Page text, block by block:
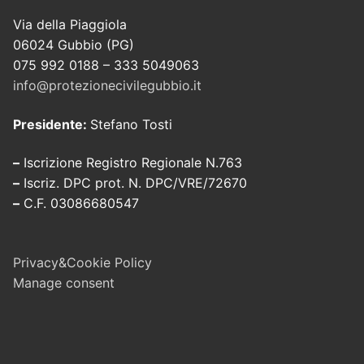
Via della Piaggiola
06024 Gubbio (PG)
075 992 0188 – 333 5049063
info@protezionecivilegubbio.it
Presidente: Stefano Tosti
– Iscrizione Registro Regionale N.763
– Iscriz. DPC prot. N. DPC/VRE/72670
– C.F. 03086680547
Privacy&Cookie Policy
Manage consent